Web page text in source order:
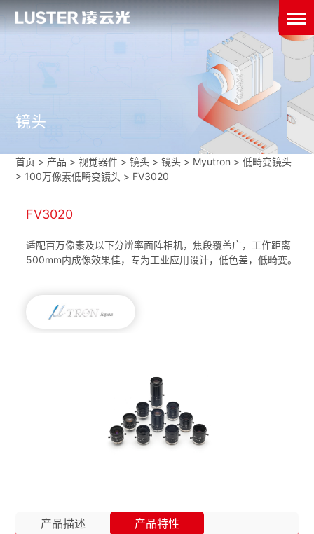
镜头
首页 > 产品 > 视觉器件 >镜头 >镜头 > Myutron >低畸变镜头
> 100万像素低畸变镜头 > FV3020
FV3020
适配百万像素及以下分辨率面阵相机，焦段覆盖广，工作距离
500mm内成像效果佳，专为工业应用设计，低色差，低畸变。
产品描述 产品特性